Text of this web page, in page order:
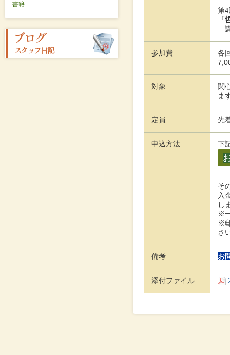
第4
「
参加費
各
対象
関
ま
定員 先
申込方法 下
そ
入
し
※
※
さ
備考 お
添付ファイル
書籍